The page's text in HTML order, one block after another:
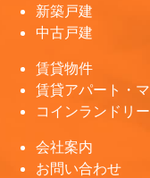
新築戸建
中古戸建
賃貸物件
賃貸アパート・
コインランドリー
会社案内
お問い合わせ